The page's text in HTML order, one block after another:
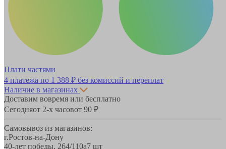
Плати частями
4 платежа по 1 388 ₽ без комиссий и переплат
Наличие в магазинах
Доставим вовремя или бесплатно
Сегодняот 2-х часовот 90 ₽
Самовывоз из магазинов:
г.Ростов-на-Дону
40-лет победы, 264/110а7 шт